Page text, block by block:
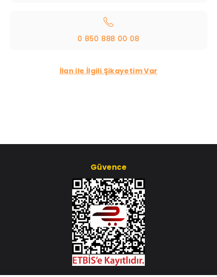
0 850 888 00 08
İlan ile İlgili Şikayetim Var
Güvence